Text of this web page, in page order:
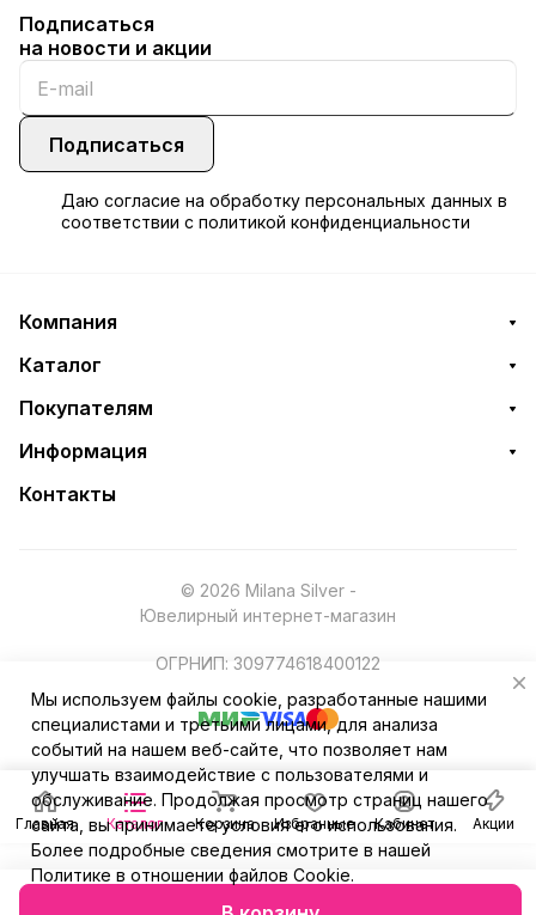
Главная Каталог Корзина Избранные Кабинет Акции
Подписаться
на новости и акции
Подписаться
Даю согласие на обработку персональных данных в
соответствии с политикой конфиденциальности
Компания
Каталог
Покупателям
Информация
Контакты
© 2026 Milana Silver -
Ювелирный интернет-магазин
ОГРНИП: 309774618400122
Мы используем файлы cookie, разработанные нашими
специалистами и третьими лицами, для анализа
событий на нашем веб-сайте, что позволяет нам
улучшать взаимодействие с пользователями и
обслуживание. Продолжая просмотр страниц нашего
сайта, вы принимаете условия его использования.
Более подробные сведения смотрите в нашей
Политике в отношении файлов Cookie.